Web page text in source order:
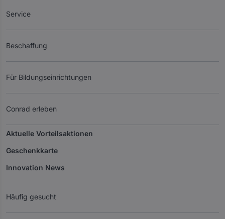
Service
Beschaffung
Für Bildungseinrichtungen
Conrad erleben
Aktuelle Vorteilsaktionen
Geschenkkarte
Innovation News
Häufig gesucht